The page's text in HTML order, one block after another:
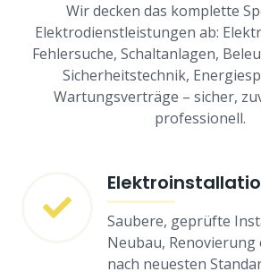
Wir decken das komplette
Elektrodienstleistungen ab:
Fehlersuche, Schaltanlagen,
Sicherheitstechnik,
Wartungsverträge – sicher,
professionell.
Saubere, geprüfte
Neubau, Renovierung
nach neuesten